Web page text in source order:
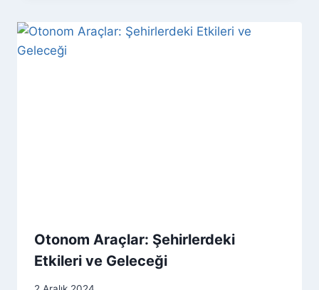
Otonom Araçlar: Şehirlerdeki
Etkileri ve Geleceği